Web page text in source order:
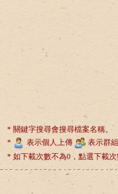
* 關鍵字搜尋會搜尋檔案名稱。
*
表示個人上傳
表示群
* 如下載次數不為0，點選下載